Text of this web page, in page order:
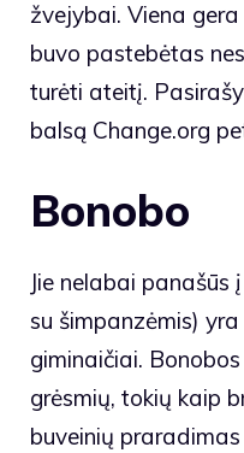
žvejybai. Viena
buvo pastebėtas
turėti ateitį.
balsą Change.org
Bonobo
Jie nelabai panašūs
su šimpanzėmis)
giminaičiai.
grėsmių, tokių kaip
buveinių